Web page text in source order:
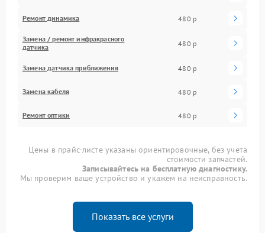
Ремонт динамика 480 р
Замена / ремонт инфракрасного
датчика
480 р
Замена датчика приближения 480 р
Замена кабеля 480 р
Ремонт оптики 480 р
Цены в прайс-листе указаны ориентировочные, без учета
стоимости запчастей.
Записывайтесь на бесплатную диагностику.
Мы проверим ваше устройство и укажем на неисправность.
Показать все услуги